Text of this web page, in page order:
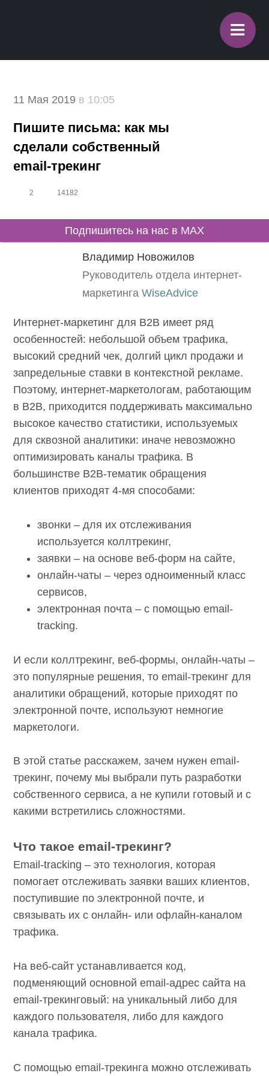
≡
11 Мая 2019 в 10:05
Пишите письма: как мы
сделали собственный email-
трекинг
2 14182
Подпишитесь на нас в MAX
Владимир Новожилов
Руководитель отдела интернет-
маркетингаWiseAdvice
Интернет-маркетинг для B2B имеет ряд
особенностей: небольшой объем трафика,
высокий средний чек, долгий цикл продажи и
запредельные ставки в контекстной рекламе.
Поэтому, интернет-маркетологам,
работающим в B2B, приходится
поддерживать максимально высокое
качество статистики, используемых для
сквозной аналитики: иначе невозможно
оптимизировать каналы трафика. В
большинстве B2B-тематик обращения
звонки – для их отслеживания
используется коллтрекинг,
заявки – на основе веб-форм на сайте,
онлайн-чаты – через одноименный
класс сервисов,
электронная почта – с помощью email-
И если коллтрекинг, веб-формы, онлайн-чаты
– это популярные решения, то email-трекинг
для аналитики обращений, которые приходят
по электронной почте, используют немногие
В этой статье расскажем, зачем нужен email-
трекинг, почему мы выбрали путь
разработки собственного сервиса, а не
сложностями.
Что такое email-трекинг?
Email-tracking – это технология, которая
помогает отслеживать заявки ваших
клиентов, поступившие по электронной
каналом трафика.
На веб-сайт устанавливается код,
подменяющий основной email-адрес сайта
на email-трекинговый: на уникальный либо
канала трафика.